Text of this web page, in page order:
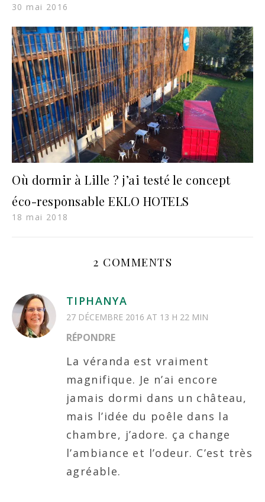
30 mai 2016
Où dormir à Lille ? j’ai testé le concept
éco-responsable EKLO HOTELS
18 mai 2018
2 COMMENTS
TIPHANYA
27 DÉCEMBRE 2016 AT 13 H 22 MIN
RÉPONDRE
La véranda est vraiment
magnifique. Je n’ai encore
jamais dormi dans un château,
mais l’idée du poêle dans la
chambre, j’adore. ça change
l’ambiance et l’odeur. C’est très
agréable.